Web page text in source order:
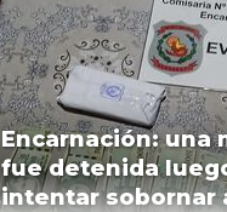
Encarnación: una
fue detenida
intentar sobornar